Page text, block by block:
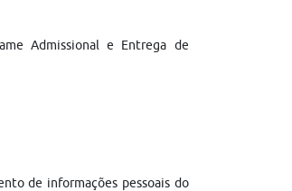
Admissional e Entrega de
de informações pessoais do